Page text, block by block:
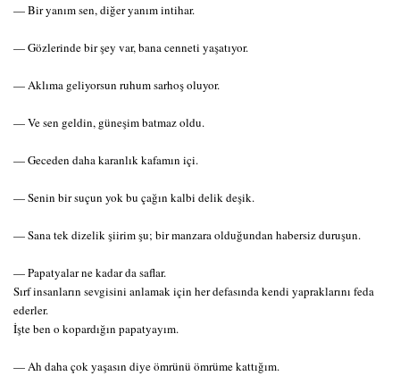
— Bir yanım sen, diğer yanım intihar.
— Gözlerinde bir şey var, bana cenneti yaşatıyor.
— Aklıma geliyorsun ruhum sarhoş oluyor.
— Ve sen geldin, güneşim batmaz oldu.
— Geceden daha karanlık kafamın içi.
— Senin bir suçun yok bu çağın kalbi delik deşik.
— Sana tek dizelik şiirim şu; bir manzara olduğundan habersiz duruşun.
— Papatyalar ne kadar da saflar.
Sırf insanların sevgisini anlamak için her defasında kendi yapraklarını feda
ederler.
İşte ben o kopardığın papatyayım.
— Ah daha çok yaşasın diye ömrünü ömrüme kattığım.